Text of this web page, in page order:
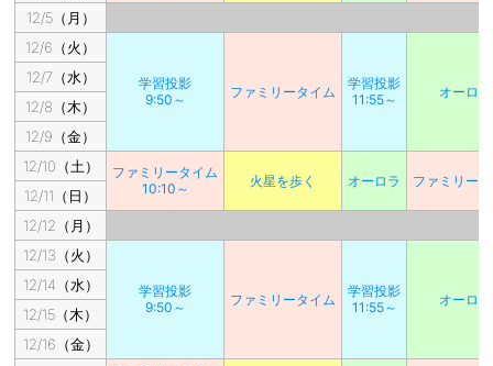
12/5（月）
12/6（火）
学習投影
9:50～
ファミリータイム
学習投影
11:55～
オーロラ
12/7（水）
12/8（木）
12/9（金）
12/10（土）
ファミリータイム
10:10～
火星を歩く オーロラ ファミリー
12/11（日）
12/12（月）
12/13（火）
学習投影
9:50～
ファミリータイム
学習投影
11:55～
オーロラ
12/14（水）
12/15（木）
12/16（金）